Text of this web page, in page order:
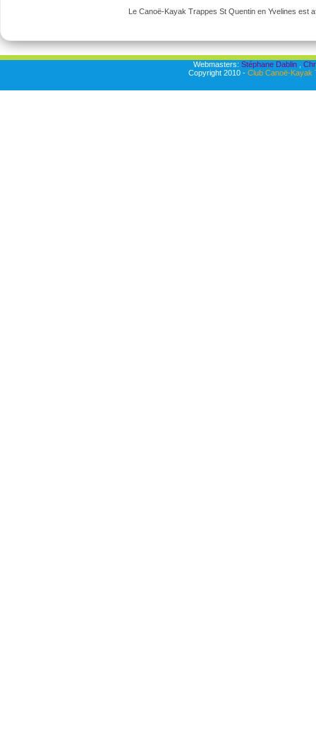
Le Canoë-Kayak Trappes St Quentin en Yvelines est
Webmasters: Stéphane Dablin,
Copyright 2010 - Club Canoë-Kayak